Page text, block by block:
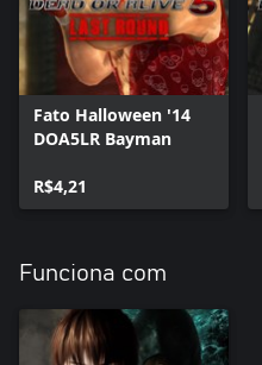
Fato Halloween '14
DOA5LR Bayman
R$4,21
Funciona com